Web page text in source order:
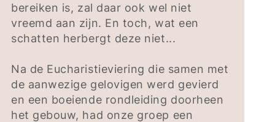
bereiken is, zal daar ook wel niet
vreemd aan zijn. En toch, wat een
schatten herbergt deze niet...
Na de Eucharistieviering die samen met
de aanwezige gelovigen werd gevierd
en een boeiende rondleiding doorheen
het gebouw, had onze groep een